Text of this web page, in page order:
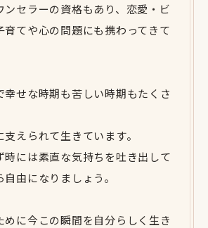
ンセラーの資格もあり、恋愛・ビ
育てや心の問題にも携わってきて
幸せな時期も苦しい時期もたくさ
えられて生きています。
時には素直な気持ちを吐き出して
由になりましょう。
めに今この瞬間を自分らしく生き